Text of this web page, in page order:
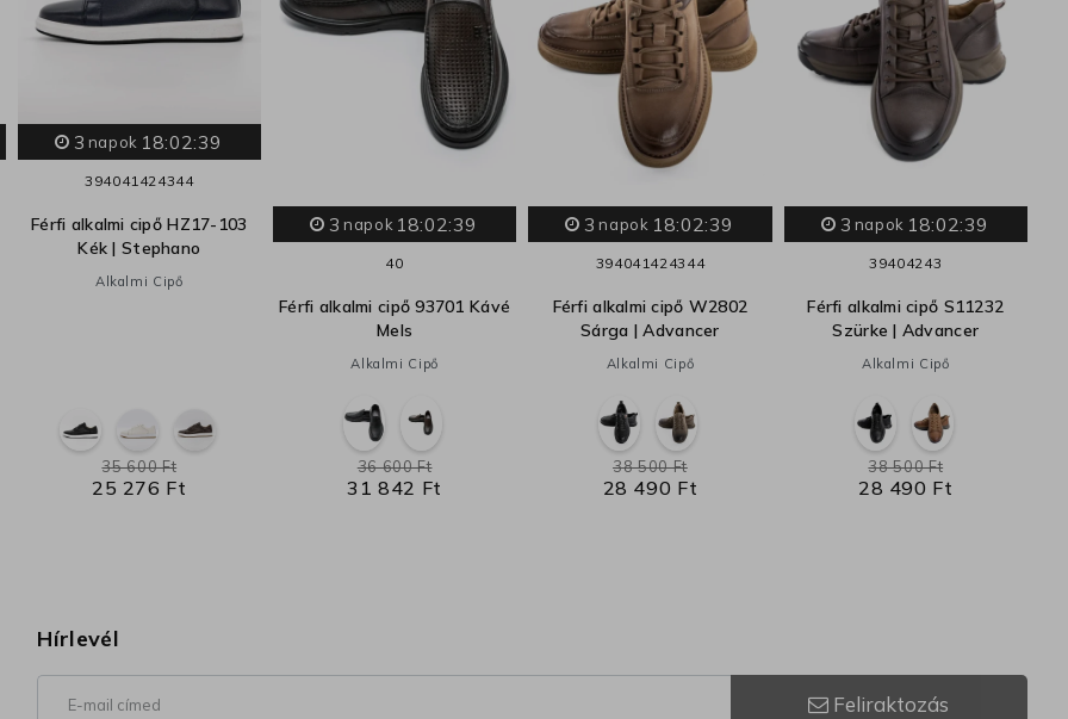
3 napok 18:02:38
394041424344
Férfi alkalmi cipő HZ17-103
Kék | Stephano
Alkalmi Cipő
25 276 Ft
35 600 Ft
3 napok 18:02:38
40
Férfi alkalmi cipő 93701 Kávé
Mels
Alkalmi Cipő
31 842 Ft
36 600 Ft
3 napok 18:02:38
394041 42 43 44
Férfi alkalmi cipő W2802
Sárga | Advancer
Alkalmi Cipő
28 490 Ft
38 500 Ft
3 napok 18:02:38
394042 43
Férfi alkalmi cipő S11232
Szürke | Advancer
Alkalmi Cipő
28 490 Ft
38 500 Ft
Hírlevél
Feliraktozás